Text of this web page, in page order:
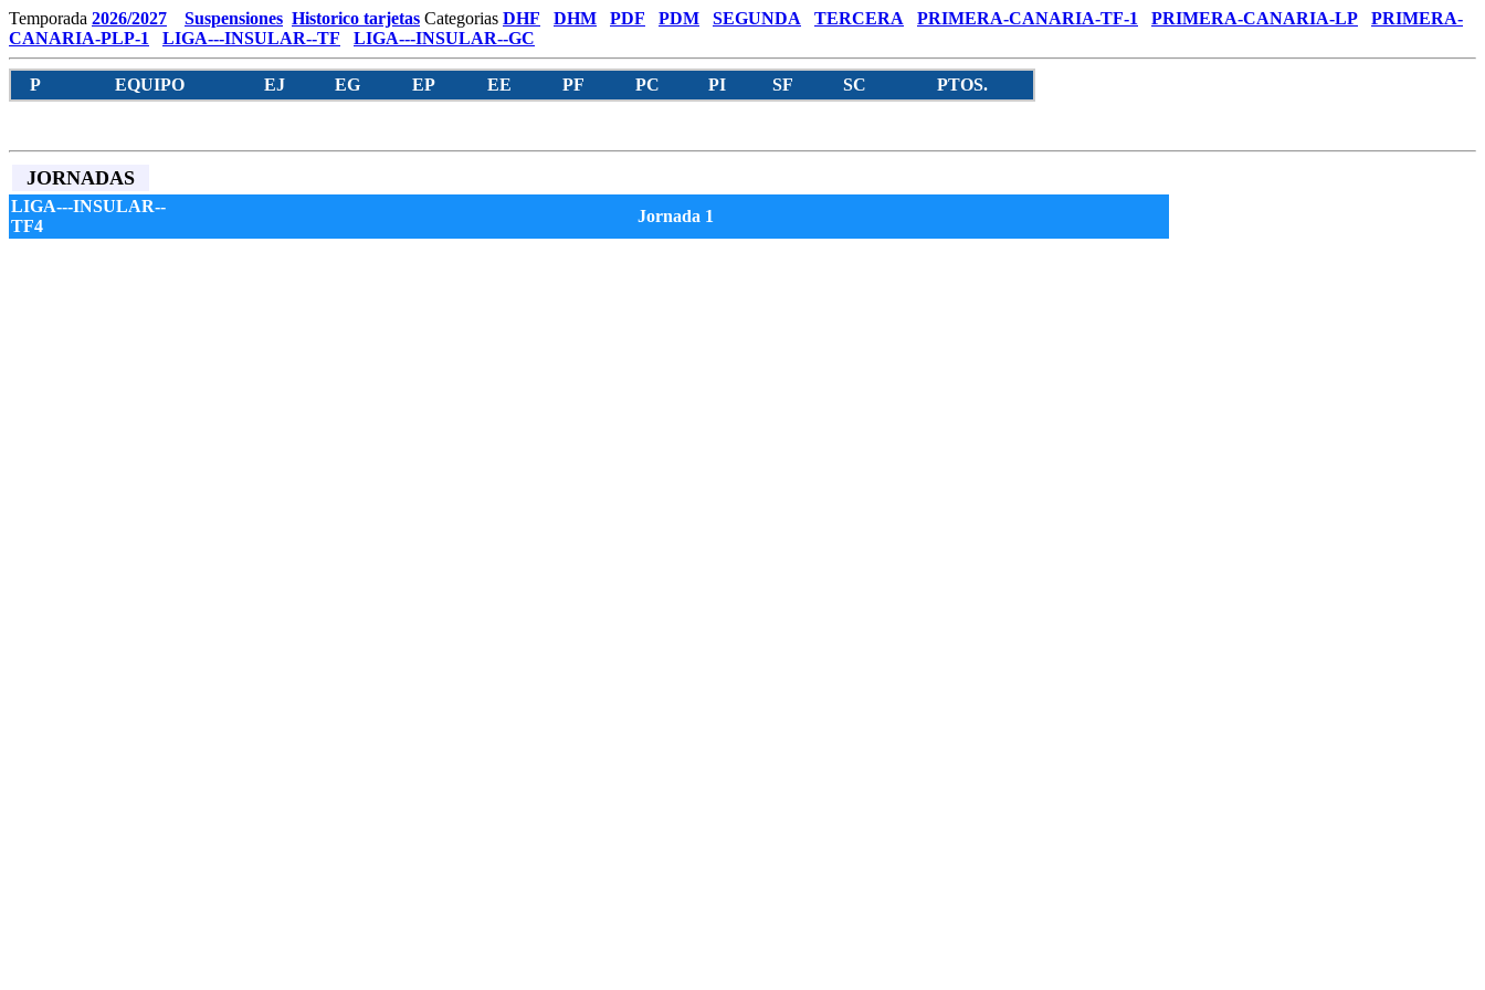
Temporada 2026/2027 Suspensiones Historico tarjetas Categorias DHF DHM PDF PDM SEGUNDA TERCERA PRIMERA-CANARIA-TF-1 PRIMERA-CANARIA-LP
PRIMERA-
CANARIA-PLP-1
LIGA---INSULAR--TF LIGA---INSULAR--GC
P EQUIPO EJ EG EP EE PF PC PI SF SC PTOS.
JORNADAS
LIGA---INSULAR--
TF4
Jornada 1